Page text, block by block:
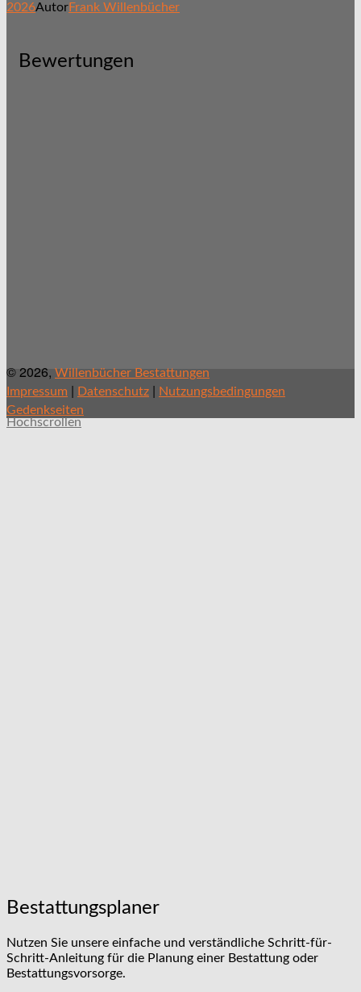
2026AutorFrank Willenbücher
Bewertungen
© 2026, Willenbücher Bestattungen
Impressum | Datenschutz | Nutzungsbedingungen
Gedenkseiten
Hochscrollen
Bestattungsplaner
Nutzen Sie unsere einfache und verständliche Schritt-für-
Schritt-Anleitung für die Planung einer Bestattung oder
Bestattungsvorsorge.